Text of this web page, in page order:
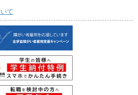
て